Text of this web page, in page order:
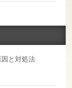
と対処法